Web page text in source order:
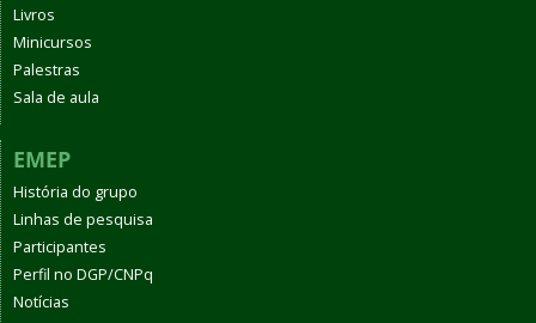
Livros
Minicursos
Palestras
Sala de aula
EMEP
História do grupo
Linhas de pesquisa
Participantes
Perfil no DGP/CNPq
Notícias